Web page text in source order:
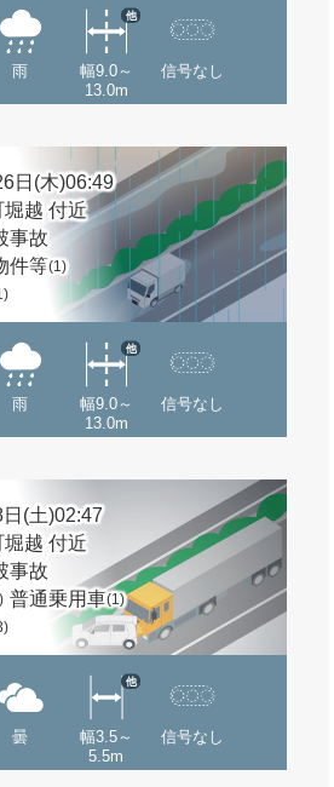
雨
幅9.0～
13.0m
他
信号なし
日(木)06:49
堀越 付近
事故
件等(1)
雨
幅9.0～
13.0m
他
信号なし
(土)02:47
越 付近
事故
普通乗用車(1)
曇
幅3.5～
5.5m
他
信号なし